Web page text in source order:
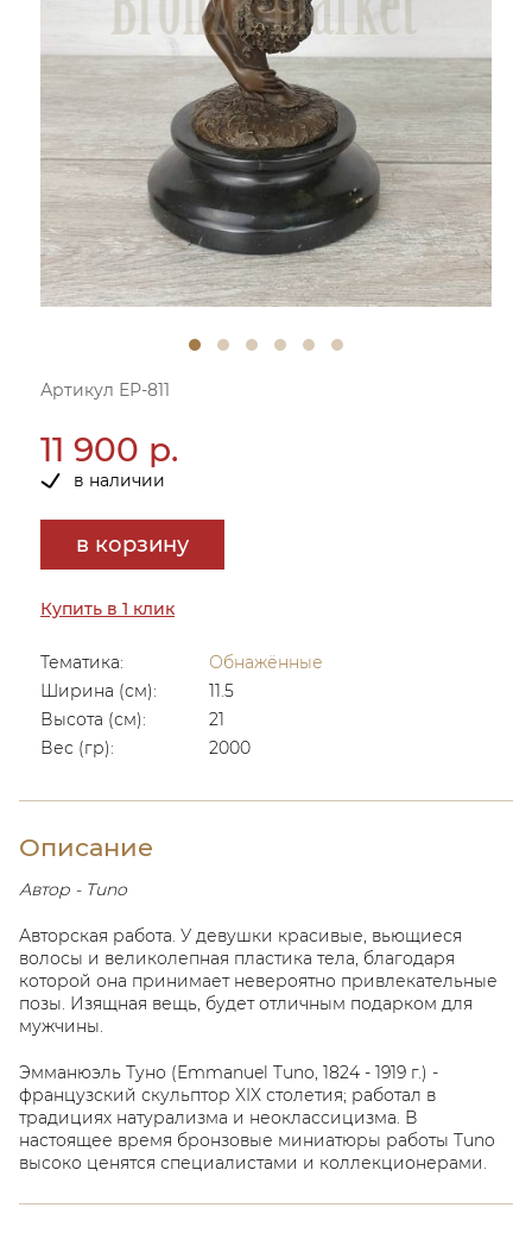
Артикул ЕР-811
11 900 р.
в наличии
в корзину
Купить в 1 клик
Тематика:
Обнажённые
Ширина (см):
11.5
Высота (см):
21
Вес (гр):
2000
Описание
Автор - Tuno
Авторская работа. У девушки красивые, вьющиеся
волосы и великолепная пластика тела, благодаря
которой она принимает невероятно привлекательные
позы. Изящная вещь, будет отличным подарком для
мужчины.
Эмманюэль Туно (Emmanuel Tuno, 1824 - 1919 г.) -
французский скульптор XIX столетия; работал в
традициях натурализма и неоклассицизма. В
настоящее время бронзовые миниатюры работы Tuno
высоко ценятся специалистами и коллекционерами.